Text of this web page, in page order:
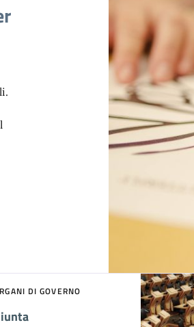
DI GOVERNO